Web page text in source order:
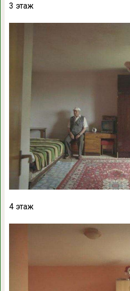
3 этаж
4 этаж